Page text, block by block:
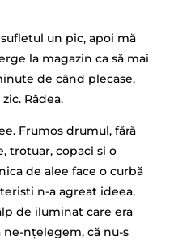
un pic, apoi mă
la magazin ca să mai
de când plecase,
Râdea.
Frumos drumul, fără
trotuar, copaci și o
de alee face o curbă
n-a agreat ideea,
de iluminat care era
ne-nțelegem, că nu-s